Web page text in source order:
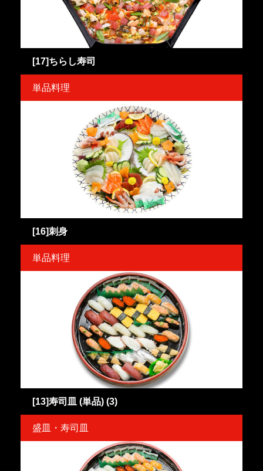
[17]ちらし寿司
単品料理
[16]刺身
単品料理
[13]寿司皿 (単品) (3)
盛皿・寿司皿